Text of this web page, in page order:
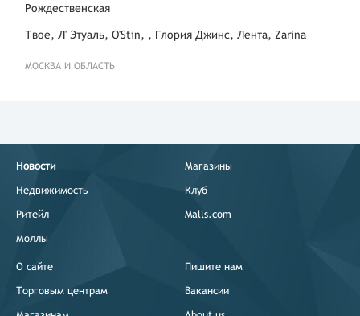
Рождественская
Твое, Л' Этуаль, O'Stin, , Глория Джинс, Лента, Zarina
МОСКВА И ОБЛАСТЬ
Новости
Недвижимость
Ритейл
Моллы
Магазины
Клуб
Malls.com
О сайте
Торговым центрам
Пишите нам
Вакансии